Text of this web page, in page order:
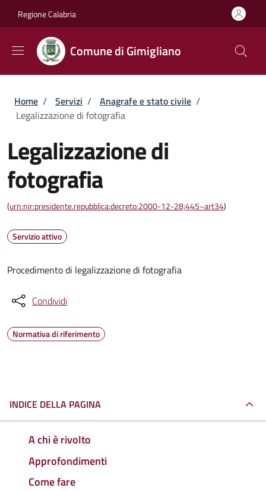
Regione Calabria
Comune di Gimigliano
Briciole di pane
Home / Servizi / Anagrafe e stato civile /
Legalizzazione di fotografia
Legalizzazione di
fotografia
(urn:nir:presidente.repubblica:decreto:2000-12-28;445~art34)
Servizio attivo
Procedimento di legalizzazione di fotografia
Condividi
Normativa di riferimento
INDICE DELLA PAGINA
A chi è rivolto
Approfondimenti
Come fare